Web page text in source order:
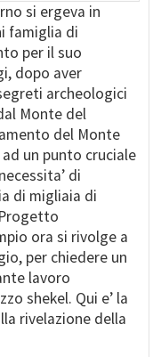
si ergeva in
famiglia di
per il suo
dopo aver
archeologici
Monte del
del Monte
un punto cruciale
di
di migliaia di
ora si rivolge a
per chiedere un
lavoro
shekel. Qui e’ la
rivelazione della